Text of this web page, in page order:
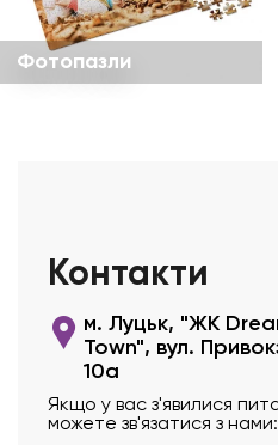
Фотопазли
Контакти
м. Луцьк, "ЖК
Town", вул.
10а
Якщо у вас з'явилися
можете зв'язатися з нами: